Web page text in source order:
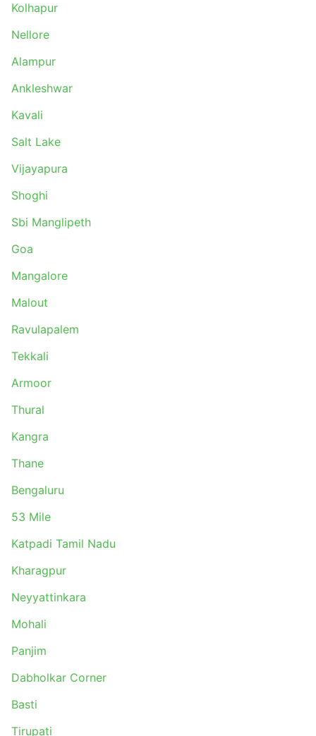
Eluru - Nellore
Una Himachal - Delhi
Andhra Pradesh - Nellore
Bangalore - Anantapur
Bhubaneswar - Vijayawada
Bangalore - Cuttack
Kavali - Eluru
Ambala - Rupnagar
Kolkata - Bhadrak
Bangalore - Kurnool
Kharar - Faridabad
Rupnagar - Sonipat
Bilaspur Himachal Pradesh - Chandigarh
Tirupati - Rajahmundry
Bhubaneswar - Balasore
Andhra Pradesh - Cuttack
Tirupati - Vijayawada
Bangalore - Nellore
Ghaziabad - Mohali
Baijnath - Kharar
Delhi - Bhota
Kharagpur - Bhubaneswar
Tirupati - Naidupeta
Vijayawada - Brahmapur
Kolhapur
Nellore
Alampur
Ankleshwar
Kavali
Salt Lake
Vijayapura
Shoghi
Sbi Manglipeth
Goa
Mangalore
Malout
Ravulapalem
Tekkali
Armoor
Thural
Kangra
Thane
Bengaluru
53 Mile
Katpadi Tamil Nadu
Kharagpur
Neyyattinkara
Mohali
Panjim
Dabholkar Corner
Basti
Tirupati